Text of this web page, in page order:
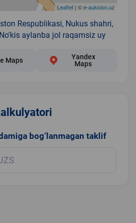
Leaflet| ©e-auksion.uz
Respublikasi, Nukus shahri,
aylanba jol raqamsiz uy
Maps
Yandex
Maps
bog‘lanmagan taklif